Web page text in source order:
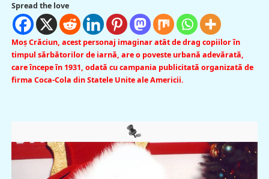
Spread the love
Moş Crăciun, acest personaj imaginar atât de drag copiilor în
timpul sărbătorilor de iarnă, are o poveste urbană adevărată,
care începe în 1931, odată cu campania publicitată organizată de
firma Coca-Cola din Statele Unite ale Americii.